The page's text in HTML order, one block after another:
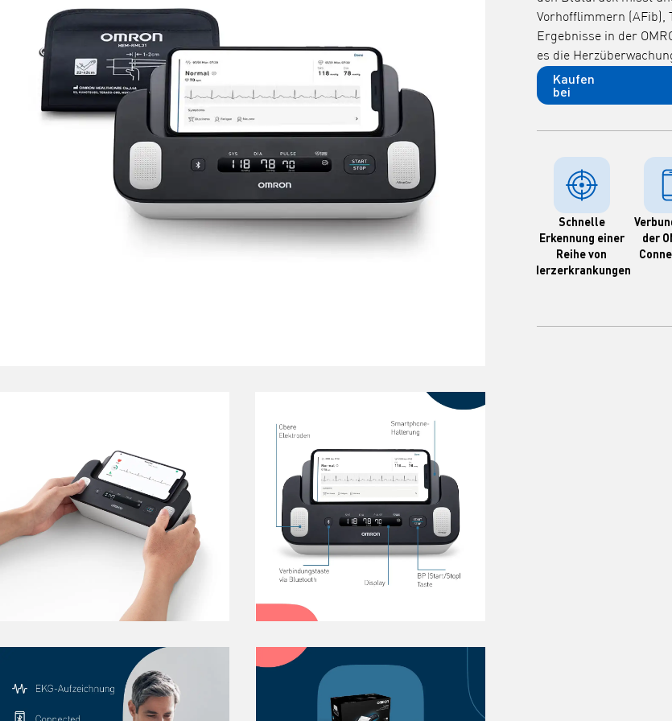
Vorhofflimmern (AFib),
Ergebnisse in der
es die
Kaufen
bei
Schnelle
Erkennung einer
Reihe von
Herzerkrankungen
der